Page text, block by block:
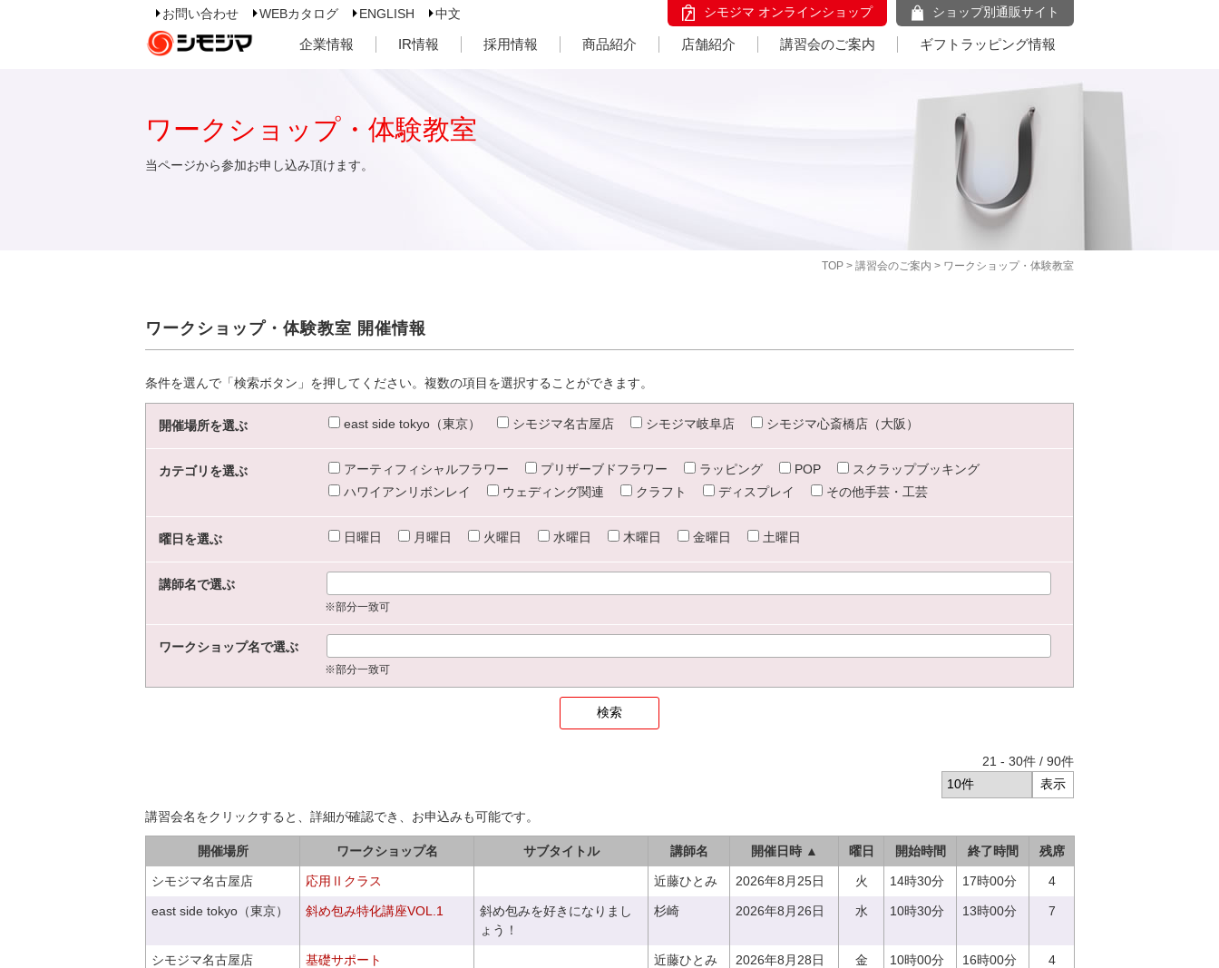
お問い合わせ WEBカタログ ENGLISH 中文 シモジマ オンラインショップ ショップ別通販サイト
企業情報 IR情報 採用情報 商品紹介 店舗紹介 講習会のご案内 ギフトラッピング情報
TOP > 講習会のご案内 > ワークショップ・体験教室
ワークショップ・体験教室
当ページから参加お申し込み頂けます。
ワークショップ・体験教室 開催情報
条件を選んで「検索ボタン」を押してください。複数の項目を選択することができます。
開催場所を選ぶ east side tokyo（東京） シモジマ名古屋店 シモジマ岐阜店 シモジマ心斎橋店（大阪）
カテゴリを選ぶ アーティフィシャルフラワー プリザーブドフラワー ラッピング POP
スクラップブッキング
ハワイアンリボンレイ
ウェディング関連 クラフト ディスプレイ その他手芸・工芸
曜日を選ぶ 日曜日 月曜日 火曜日 水曜日 木曜日 金曜日 土曜日
講師名で選ぶ
※部分一致可
ワークショップ名で選ぶ
※部分一致可
21 - 30件 / 90件
講習会名をクリックすると、詳細が確認でき、お申込みも可能です。
開催場所 ワークショップ名 サブタイトル 講師名 開催日時 ▲ 曜日 開始時間 終了時間 残席
シモジマ名古屋店 応用Ⅱクラス 近藤ひとみ 2026年8月25日 火 14時30分 17時00分 4
east side tokyo（東京） 斜め包み特化講座VOL.1
斜め包みを好きになりまし
ょう！
杉崎 2026年8月26日 水 10時30分 13時00分 7
シモジマ名古屋店 基礎サポート 近藤ひとみ 2026年8月28日 金 10時00分 16時00分 4